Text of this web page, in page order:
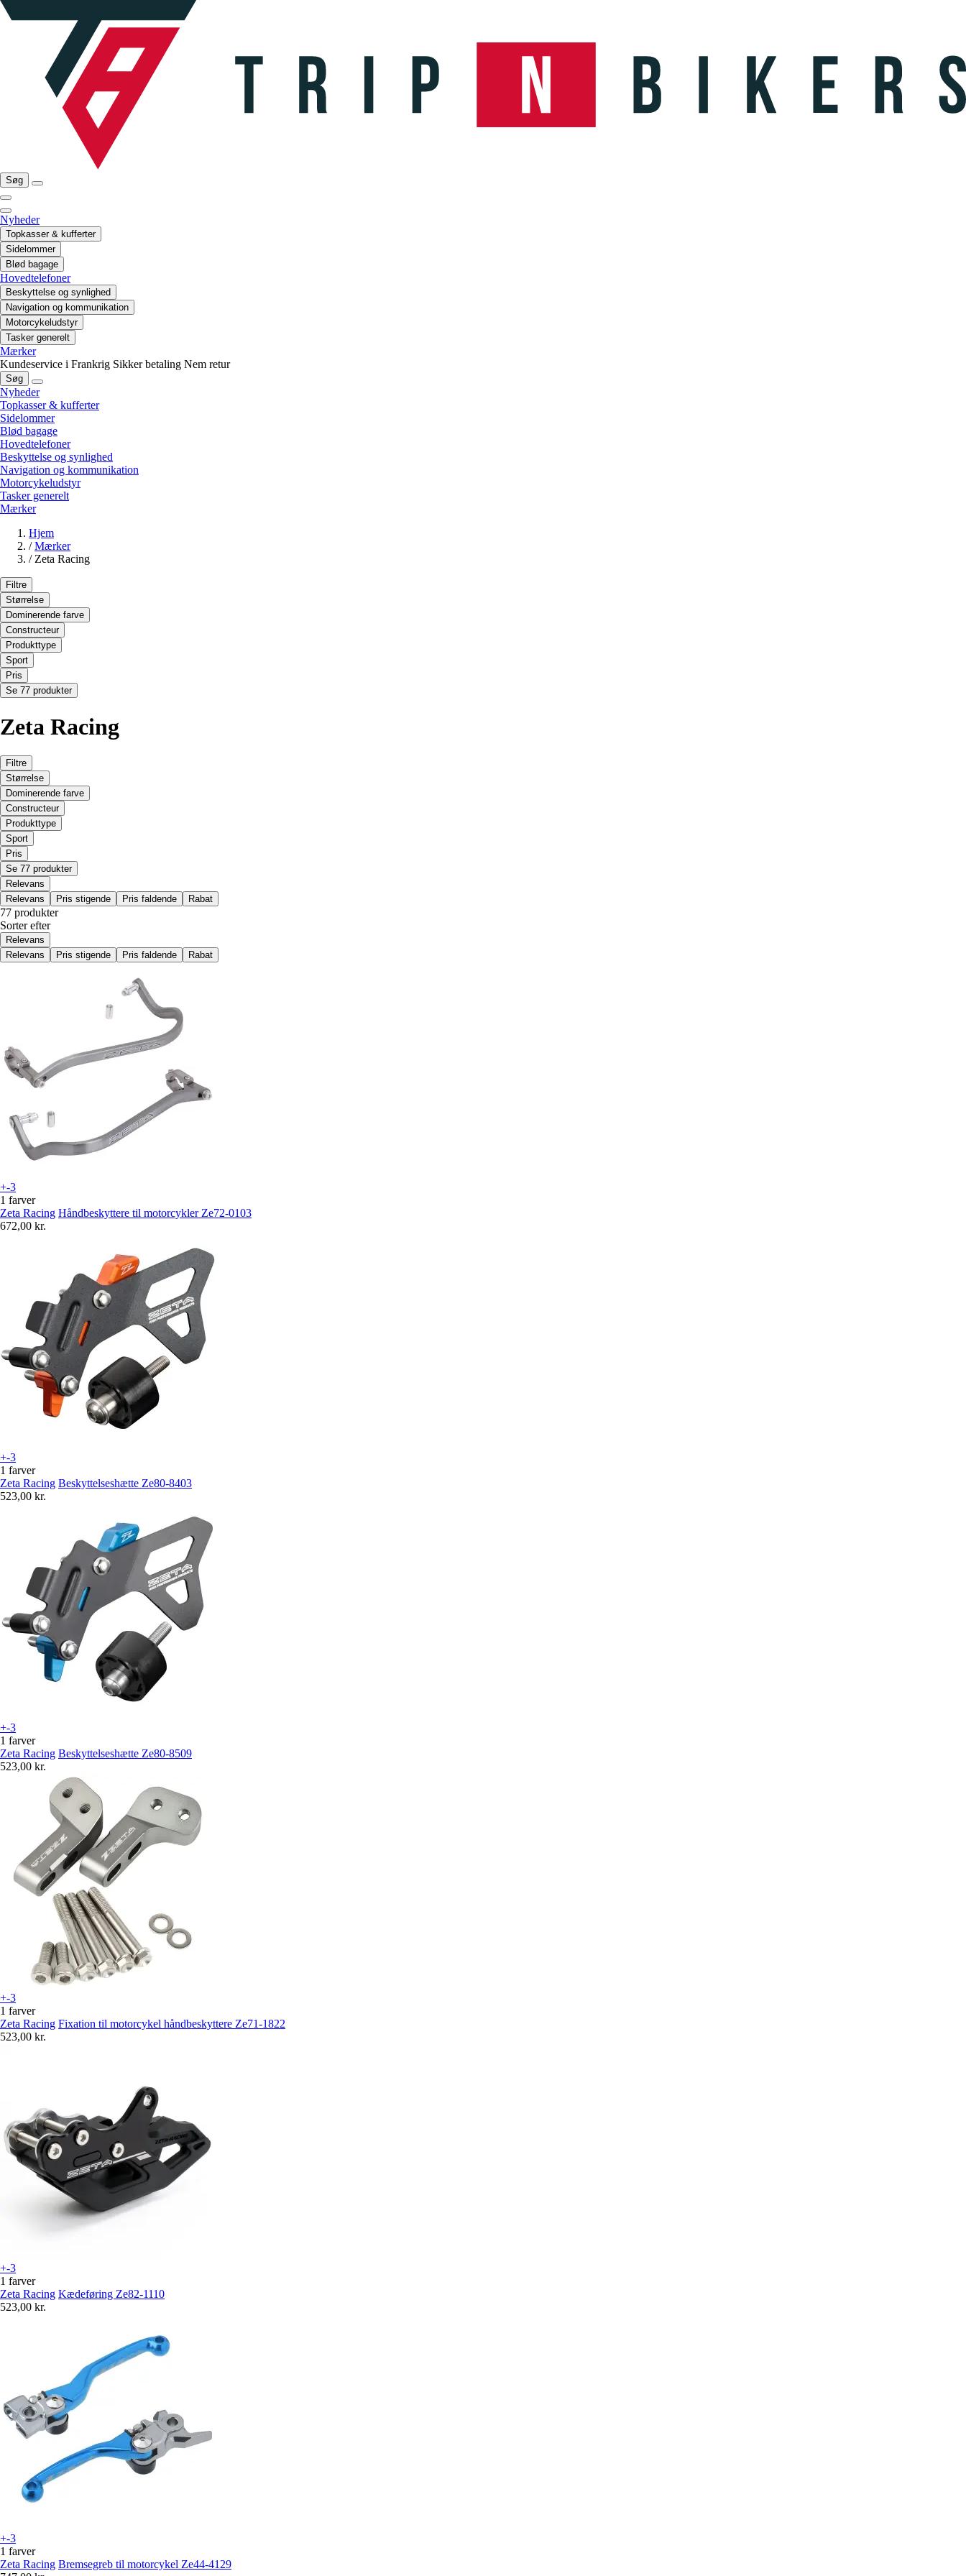
Søg
Nyheder
Topkasser & kufferter
Sidelommer
Blød bagage
Hovedtelefoner
Beskyttelse og synlighed
Navigation og kommunikation
Motorcykeludstyr
Tasker generelt
Mærker
Kundeservice i Frankrig Sikker betaling Nem retur
Søg
Nyheder
Topkasser & kufferter
Sidelommer
Blød bagage
Hovedtelefoner
Beskyttelse og synlighed
Navigation og kommunikation
Motorcykeludstyr
Tasker generelt
Mærker
Hjem
/ Mærker
/ Zeta Racing
Filtre
Størrelse
Dominerende farve
Constructeur
Produkttype
Sport
Pris
Se 77 produkter
Zeta Racing
Filtre
Størrelse
Dominerende farve
Constructeur
Produkttype
Sport
Pris
Se 77 produkter
Relevans
Relevans
Pris stigende Pris faldende Rabat
77 produkter
Sorter efter
Relevans
Relevans
Pris stigende Pris faldende Rabat
+-3
1 farver
Zeta Racing Håndbeskyttere til motorcykler Ze72-0103
672,00 kr.
+-3
1 farver
Zeta Racing Beskyttelseshætte Ze80-8403
523,00 kr.
+-3
1 farver
Zeta Racing Beskyttelseshætte Ze80-8509
523,00 kr.
+-3
1 farver
Zeta Racing Fixation til motorcykel håndbeskyttere Ze71-1822
523,00 kr.
+-3
1 farver
Zeta Racing Kædeføring Ze82-1110
523,00 kr.
+-3
1 farver
Zeta Racing Bremsegreb til motorcykel Ze44-4129